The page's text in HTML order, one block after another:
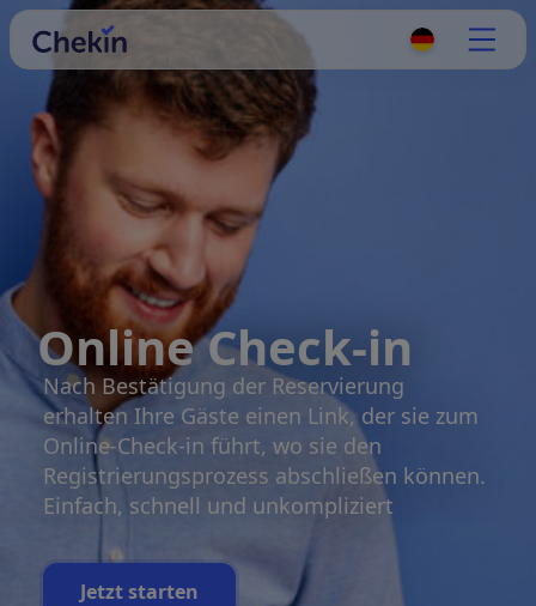
Online Check-in
Nach Bestätigung der Reservierung
erhalten Ihre Gäste einen Link, der sie zum
Online-Check-in führt, wo sie den
Registrierungsprozess abschließen können.
Einfach, schnell und unkompliziert
Jetzt starten